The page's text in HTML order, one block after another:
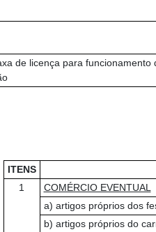
de licença para
ITENS
1
COMÉRCIO EVENTUAL
a) artigos próprios dos
b) artigos próprios do